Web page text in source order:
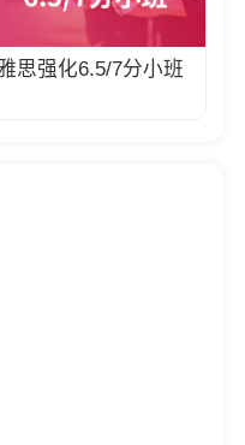
思强化6.5/7分小班